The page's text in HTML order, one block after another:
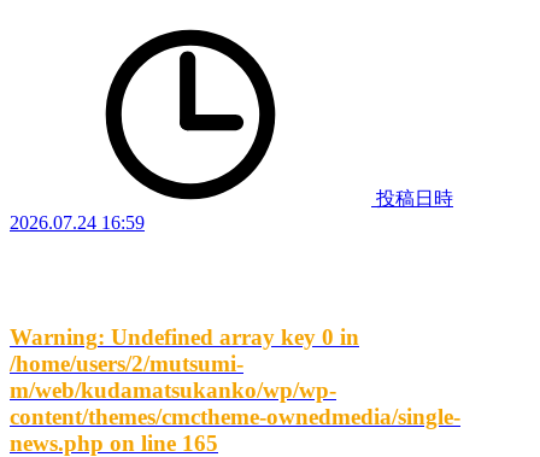
投稿日時
2026.07.24 16:59
Warning: Undefined array key 0 in
/home/users/2/mutsumi-
m/web/kudamatsukanko/wp/wp-
content/themes/cmctheme-ownedmedia/single-
news.php on line 165